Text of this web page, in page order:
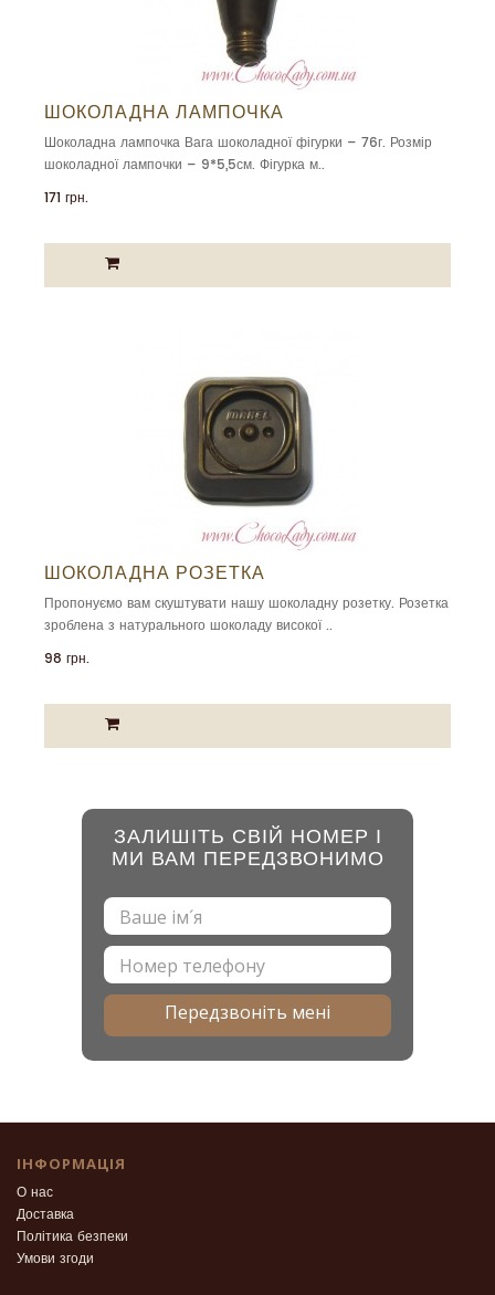
ШОКОЛАДНА ЛАМПОЧКА
Шоколадна лампочка Вага шоколадної фігурки – 76г. Розмір
шоколадної лампочки – 9*5,5см. Фігурка м..
171 грн.
ШОКОЛАДНА РОЗЕТКА
Пропонуємо вам скуштувати нашу шоколадну розетку. Розетка
зроблена з натурального шоколаду високої ..
98 грн.
ЗАЛИШІТЬ СВІЙ НОМЕР І
МИ ВАМ ПЕРЕДЗВОНИМО
Передзвоніть мені
ІНФОРМАЦІЯ
О нас
Доставка
Політика безпеки
Умови згоди